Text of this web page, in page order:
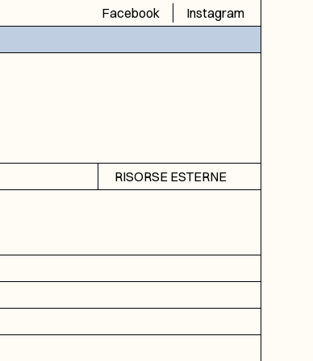
Facebook
Instagram
RISORSE ESTERNE
DGA
ICAR